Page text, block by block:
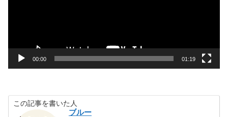
00:00 01:19
この記事を書いた人
ブルー